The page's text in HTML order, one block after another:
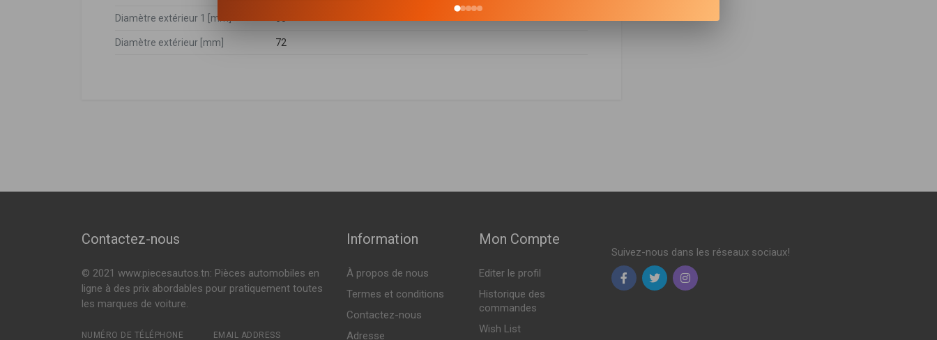
Diamètre extérieur 1 [mm]
Diamètre extérieur [mm] 72
Contactez-nous
© 2021 www.piecesautos.tn: Pièces automobiles en
ligne à des prix abordables pour pratiquement toutes
les marques de voiture.
NUMÉRO DE TÉLÉPHONE EMAIL ADDRESS
Information
À propos de nous
Termes et conditions
Contactez-nous
Adresse
Mon Compte
Editer le profil
Historique des
commandes
Wish List
Suivez-nous dans les réseaux sociaux!